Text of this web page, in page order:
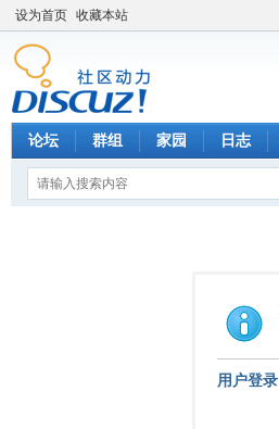
设为首页 收藏本站
论坛 群组 家园 日志
用户登录